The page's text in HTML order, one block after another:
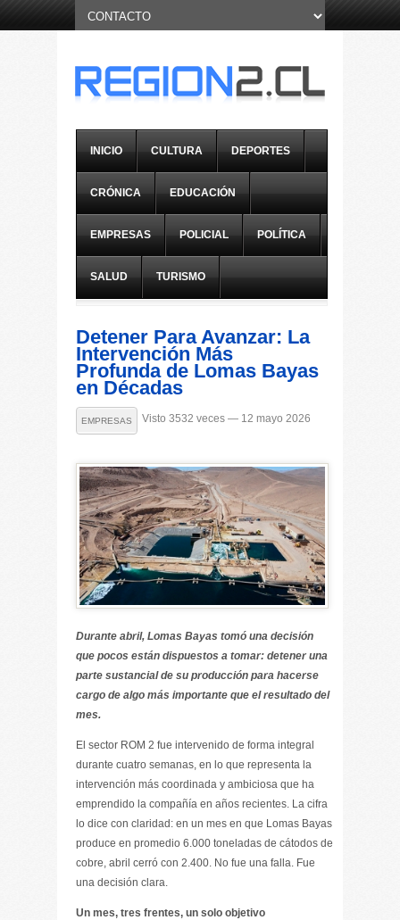
INICIO CULTURA DEPORTES
CRÓNICA EDUCACIÓN
EMPRESAS POLICIAL POLÍTICA
SALUD TURISMO
Detener Para Avanzar: La
Intervención Más
Profunda de Lomas Bayas
en Décadas
EMPRESAS Visto 3532 veces — 12 mayo 2026
Durante abril, Lomas Bayas tomó una decisión
que pocos están dispuestos a tomar: detener una
parte sustancial de su producción para hacerse
cargo de algo más importante que el resultado del
mes.
El sector ROM 2 fue intervenido de forma integral
durante cuatro semanas, en lo que representa la
intervención más coordinada y ambiciosa que ha
emprendido la compañía en años recientes. La cifra
lo dice con claridad: en un mes en que Lomas Bayas
produce en promedio 6.000 toneladas de cátodos de
cobre, abril cerró con 2.400. No fue una falla. Fue
una decisión clara.
Un mes, tres frentes, un solo objetivo